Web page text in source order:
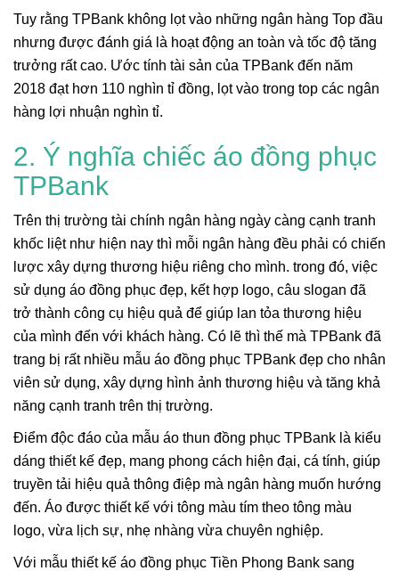
Tuy rằng TPBank không lọt vào những ngân hàng Top đầu
nhưng được đánh giá là hoạt động an toàn và tốc độ tăng
trưởng rất cao. Ước tính tài sản của TPBank đến năm
2018 đạt hơn 110 nghìn tỉ đồng, lọt vào trong top các ngân
hàng lợi nhuận nghìn tỉ.
2. Ý nghĩa chiếc áo đồng phục
TPBank
Trên thị trường tài chính ngân hàng ngày càng cạnh tranh
khốc liệt như hiện nay thì mỗi ngân hàng đều phải có chiến
lược xây dựng thương hiệu riêng cho mình. trong đó, việc
sử dụng áo đồng phục đẹp, kết hợp logo, câu slogan đã
trở thành công cụ hiệu quả để giúp lan tỏa thương hiệu
của mình đến với khách hàng. Có lẽ thì thế mà TPBank đã
trang bị rất nhiều mẫu áo đồng phục TPBank đẹp cho nhân
viên sử dụng, xây dựng hình ảnh thương hiệu và tăng khả
năng cạnh tranh trên thị trường.
Điểm độc đáo của mẫu áo thun đồng phục TPBank là kiểu
dáng thiết kế đẹp, mang phong cách hiện đại, cá tính, giúp
truyền tải hiệu quả thông điệp mà ngân hàng muốn hướng
đến. Áo được thiết kế với tông màu tím theo tông màu
logo, vừa lịch sự, nhẹ nhàng vừa chuyên nghiệp.
Với mẫu thiết kế áo đồng phục Tiền Phong Bank sang